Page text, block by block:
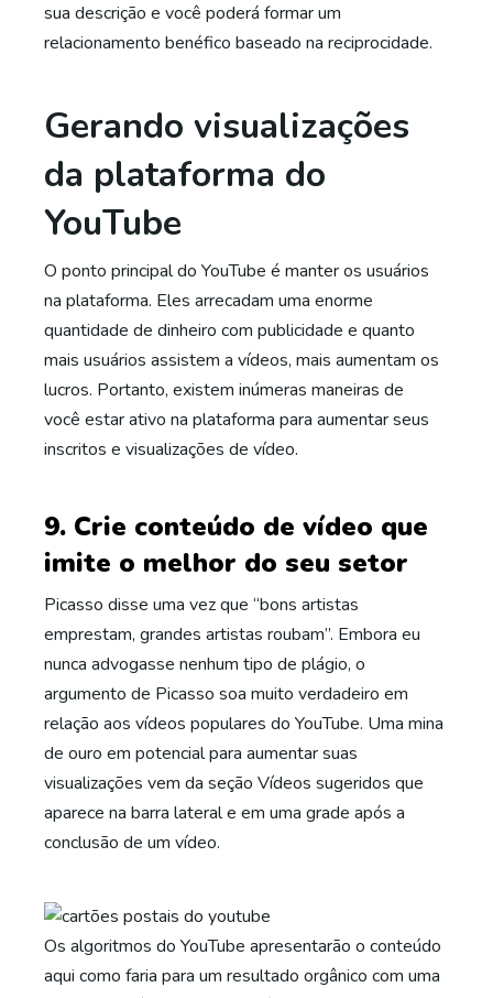
sua descrição e você poderá formar um
relacionamento benéfico baseado na reciprocidade.
Gerando visualizações
da plataforma do
YouTube
O ponto principal do YouTube é manter os usuários
na plataforma. Eles arrecadam uma enorme
quantidade de dinheiro com publicidade e quanto
mais usuários assistem a vídeos, mais aumentam os
lucros. Portanto, existem inúmeras maneiras de
você estar ativo na plataforma para aumentar seus
inscritos e visualizações de vídeo.
9. Crie conteúdo de vídeo que
imite o melhor do seu setor
Picasso disse uma vez que “bons artistas
emprestam, grandes artistas roubam”. Embora eu
nunca advogasse nenhum tipo de plágio, o
argumento de Picasso soa muito verdadeiro em
relação aos vídeos populares do YouTube. Uma mina
de ouro em potencial para aumentar suas
visualizações vem da seção Vídeos sugeridos que
aparece na barra lateral e em uma grade após a
conclusão de um vídeo.
Os algoritmos do YouTube apresentarão o conteúdo
aqui como faria para um resultado orgânico com uma